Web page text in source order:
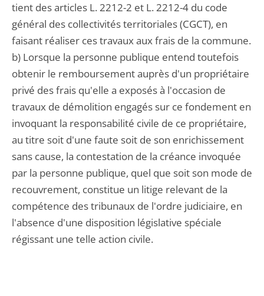
tient des articles L. 2212-2 et L. 2212-4 du code
général des collectivités territoriales (CGCT), en
faisant réaliser ces travaux aux frais de la commune.
b) Lorsque la personne publique entend toutefois
obtenir le remboursement auprès d'un propriétaire
privé des frais qu'elle a exposés à l'occasion de
travaux de démolition engagés sur ce fondement en
invoquant la responsabilité civile de ce propriétaire,
au titre soit d'une faute soit de son enrichissement
sans cause, la contestation de la créance invoquée
par la personne publique, quel que soit son mode de
recouvrement, constitue un litige relevant de la
compétence des tribunaux de l'ordre judiciaire, en
l'absence d'une disposition législative spéciale
régissant une telle action civile.